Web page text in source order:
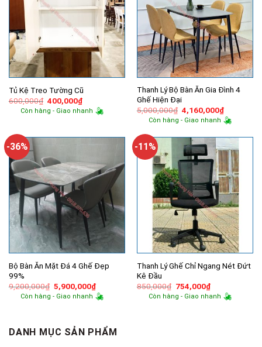
Tủ Kệ Treo Tường Cũ
600,000₫ Giá
gốc
là:
400,000₫Giá
hiện
tại
Còn hàng - Giao nhanh
Thanh Lý Bộ Bàn Ăn Gia Đình 4
Ghế Hiện Đại
5,000,000₫ Giá
gốc
là:
4,160,000₫Giá
hiện
tại
Còn hàng - Giao nhanh
-36%
Bộ Bàn Ăn Mặt Đá 4 Ghế Đẹp
99%
9,200,000₫ Giá
gốc
là:
5,900,000₫Giá
hiện
tại
Còn hàng - Giao nhanh
-11%
Thanh Lý Ghế Chỉ Ngang Nét Đứt
Kê Đầu
850,000₫ Giá
gốc
là:
754,000₫Giá
hiện
tại
Còn hàng - Giao nhanh
DANH MỤC SẢN PHẨM